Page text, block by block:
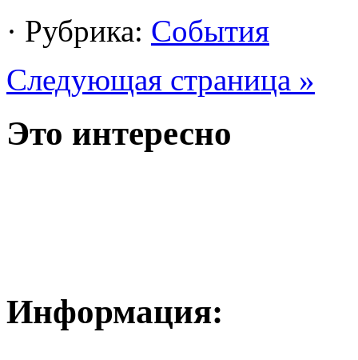
· Рубрика: События
Следующая страница »
Это интересно
Информация: